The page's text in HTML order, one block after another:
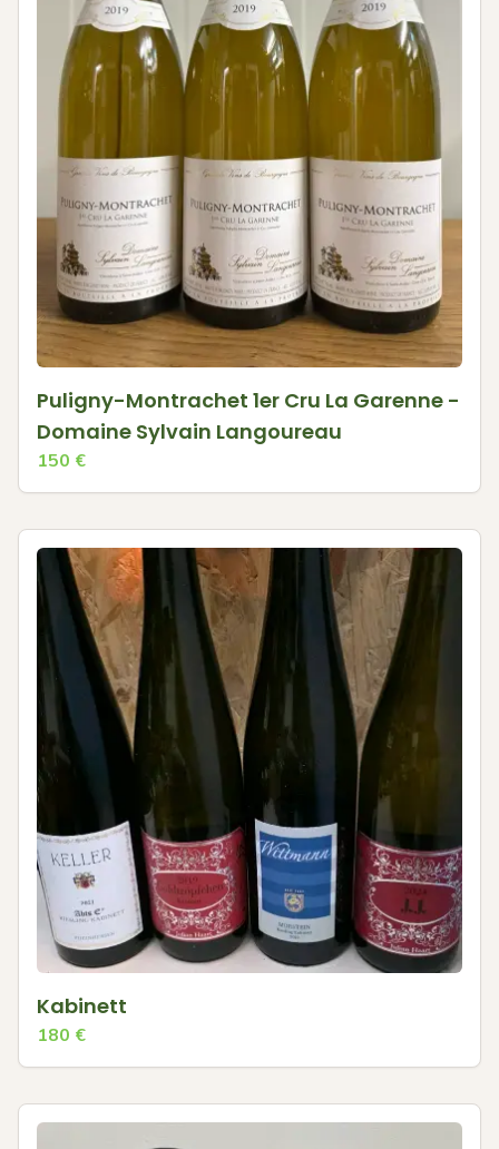
Puligny-Montrachet 1er Cru La Garenne -
Domaine Sylvain Langoureau
150 €
Kabinett
180 €